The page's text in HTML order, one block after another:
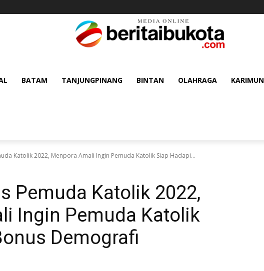
BATAM TANJUNGPINANG BINTAN OLAHRAGA KARIMUN
Katolik 2022, Menpora Amali Ingin Pemuda Katolik Siap Hadapi...
Pemuda Katolik 2022,
Ingin Pemuda Katolik
Demografi